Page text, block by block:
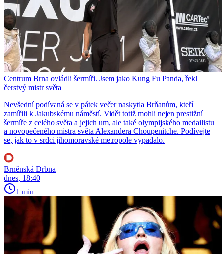
Centrum Brna ovládli šermíři. Jsem jako Kung Fu Panda, řekl
čerstvý mistr světa
Nevšední podívaná se v pátek večer naskytla Brňanům, kteří
zamířili k Jakubskému náměstí. Vidět totiž mohli nejen prestižní
šermíře z celého světa a jejich um, ale také olympijského medailistu
a novopečeného mistra světa Alexandera Choupenitche. Podívejte
se, jak to v srdci jihomoravské metropole vypadalo.
Brněnská Drbna
dnes, 18:40
1 min